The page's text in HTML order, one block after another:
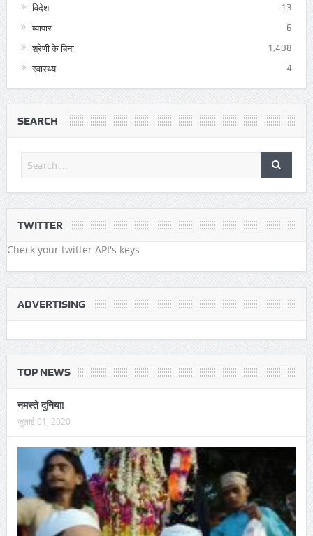
विदेश 13
व्यापार 6
श्रेणी के बिना 1,408
स्वास्थ्य 4
SEARCH
TWITTER
Check your twitter API's keys
ADVERTISING
TOP NEWS
नमस्ते दुनिया!
जुलाई 01, 2020